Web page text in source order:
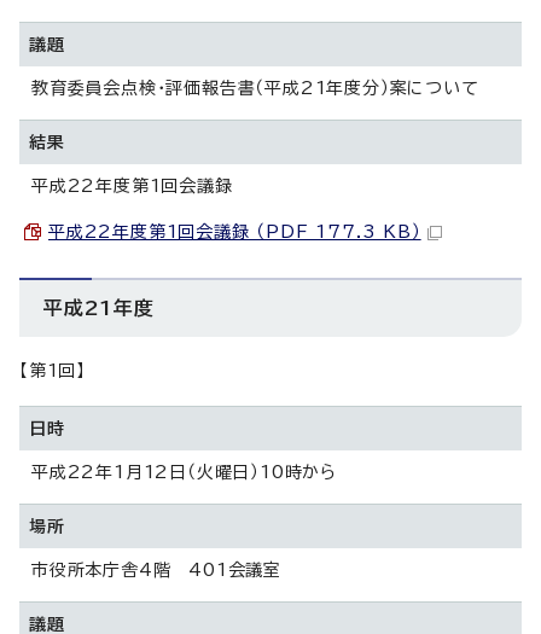
議題
教育委員会点検・評価報告書（平成21年度分）案について
結果
平成22年度第1回会議録
平成22年度第1回会議録 （PDF 177.3 KB）
平成21年度
【第1回】
日時
平成22年1月12日（火曜日）10時から
場所
市役所本庁舎4階 401会議室
議題